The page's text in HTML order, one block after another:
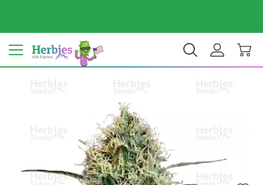
Dein Land: Vereinigte Staaten $ USD DE